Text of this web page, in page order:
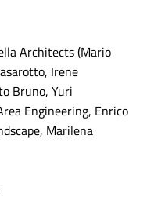
Architects (Mario
Irene
Bruno, Yuri
Engineering, Enrico
Marilena